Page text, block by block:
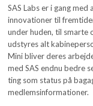
SAS Labs er i gang
innovationer til
under huden, til smarte
udstyres alt
Mini bliver deres
med SAS endnu bedre
ting som status på
medlemsinformationer.